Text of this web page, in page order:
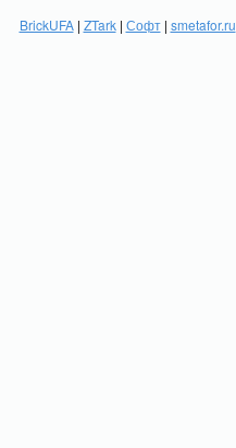
BrickUFA| ZTark| Софт| smetafor.ru